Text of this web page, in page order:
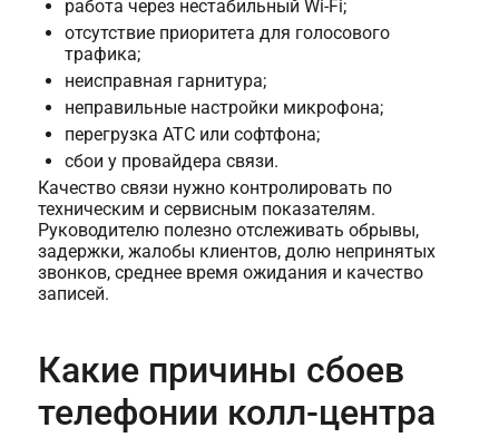
работа через нестабильный Wi-Fi;
отсутствие приоритета для голосового
трафика;
неисправная гарнитура;
неправильные настройки микрофона;
перегрузка АТС или софтфона;
сбои у провайдера связи.
Качество связи нужно контролировать по
техническим и сервисным показателям.
Руководителю полезно отслеживать обрывы,
задержки, жалобы клиентов, долю непринятых
звонков, среднее время ожидания и качество
записей.
Какие причины сбоев
телефонии колл-центра